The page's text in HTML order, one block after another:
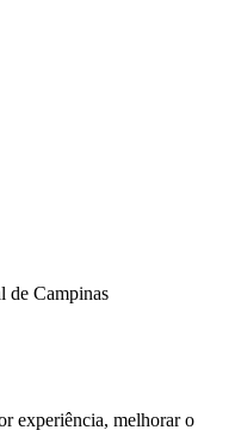
de Campinas
experiência, melhorar o